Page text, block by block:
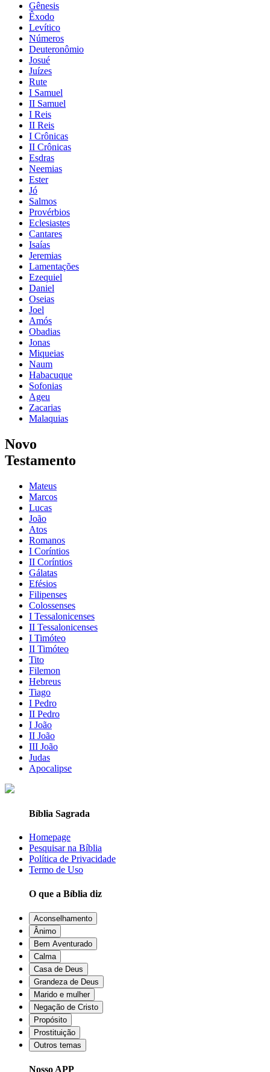
Gênesis
Êxodo
Levítico
Números
Deuteronômio
Josué
Juízes
Rute
I Samuel
II Samuel
I Reis
II Reis
I Crônicas
II Crônicas
Esdras
Neemias
Ester
Jó
Salmos
Provérbios
Eclesiastes
Cantares
Isaías
Jeremias
Lamentações
Ezequiel
Daniel
Oseias
Joel
Amós
Obadias
Jonas
Miqueias
Naum
Habacuque
Sofonias
Ageu
Zacarias
Malaquias
Novo
Testamento
Mateus
Marcos
Lucas
João
Atos
Romanos
I Coríntios
II Coríntios
Gálatas
Efésios
Filipenses
Colossenses
I Tessalonicenses
II Tessalonicenses
I Timóteo
II Timóteo
Tito
Filemon
Hebreus
Tiago
I Pedro
II Pedro
I João
II João
III João
Judas
Apocalipse
Bíblia Sagrada
Homepage
Pesquisar na Bíblia
Política de Privacidade
Termo de Uso
O que a Bíblia diz
Aconselhamento
Ânimo
Bem Aventurado
Calma
Casa de Deus
Grandeza de Deus
Marido e mulher
Negação de Cristo
Propósito
Prostituição
Outros temas
Nosso APP